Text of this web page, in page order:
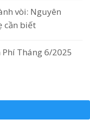
vòi: Nguyên
cần biết
Tháng 6/2025